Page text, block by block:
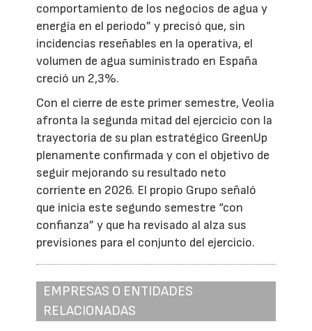
comportamiento de los negocios de agua y
energía en el periodo” y precisó que, sin
incidencias reseñables en la operativa, el
volumen de agua suministrado en España
creció un 2,3%.
Con el cierre de este primer semestre, Veolia
afronta la segunda mitad del ejercicio con la
trayectoria de su plan estratégico GreenUp
plenamente confirmada y con el objetivo de
seguir mejorando su resultado neto
corriente en 2026. El propio Grupo señaló
que inicia este segundo semestre “con
confianza” y que ha revisado al alza sus
previsiones para el conjunto del ejercicio.
EMPRESAS O ENTIDADES
RELACIONADAS